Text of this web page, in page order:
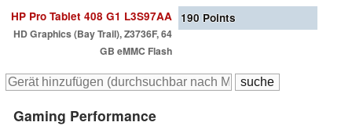
HP Pro Tablet 408 G1 L3S97AA
HD Graphics (Bay Trail), Z3736F, 64
GB eMMC Flash
190 Points
Gaming Performance